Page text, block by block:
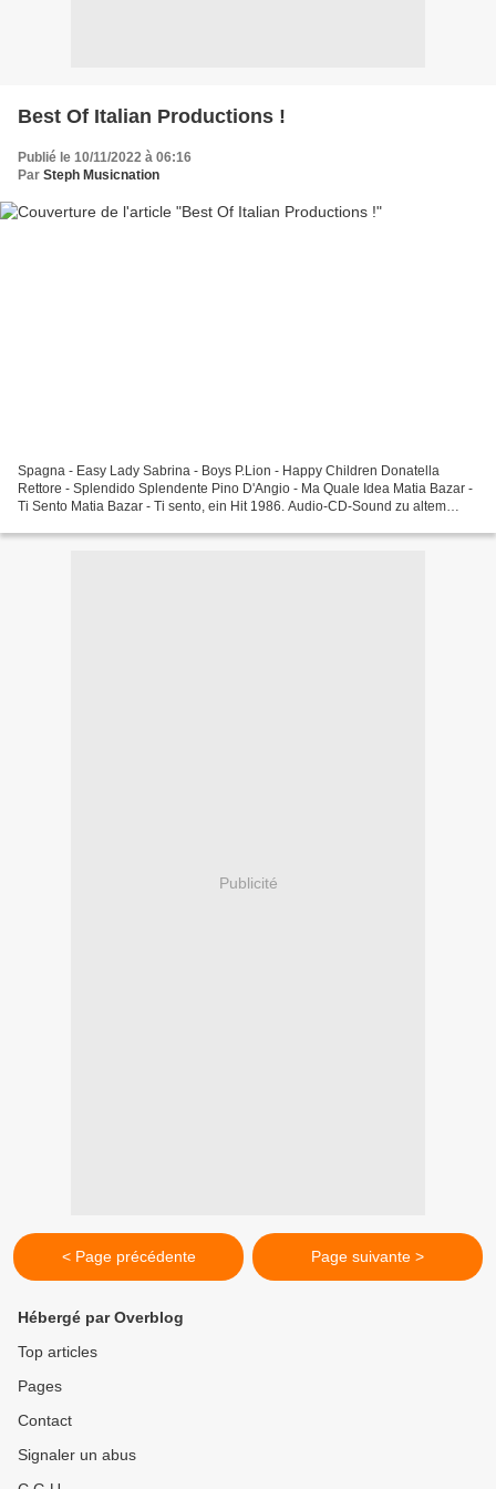
Best Of Italian Productions !
Publié le 10/11/2022 à 06:16
Par Steph Musicnation
Spagna - Easy Lady Sabrina - Boys P.Lion - Happy Children Donatella
Rettore - Splendido Splendente Pino D'Angio - Ma Quale Idea Matia Bazar -
Ti Sento Matia Bazar - Ti sento, ein Hit 1986. Audio-CD-Sound zu altem
Publicité
< Page précédente Page suivante >
Hébergé par Overblog
Top articles
Pages
Contact
Signaler un abus